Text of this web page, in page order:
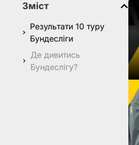
Зміст
Результати 10 туру
Бундесліги
Де дивитись
Бундеслігу?